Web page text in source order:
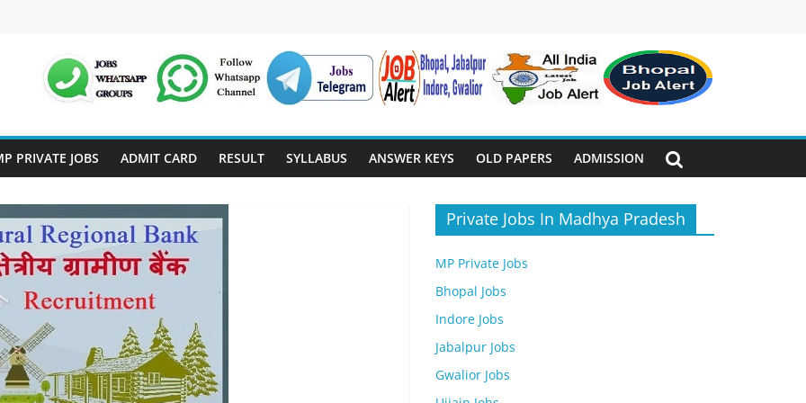
PRIVATE JOBS ADMIT CARD RESULT SYLLABUS ANSWER KEYS OLD PAPERS ADMISSION
Private Jobs In Madhya Pradesh
MP Private Jobs
Bhopal Jobs
Indore Jobs
Jabalpur Jobs
Gwalior Jobs